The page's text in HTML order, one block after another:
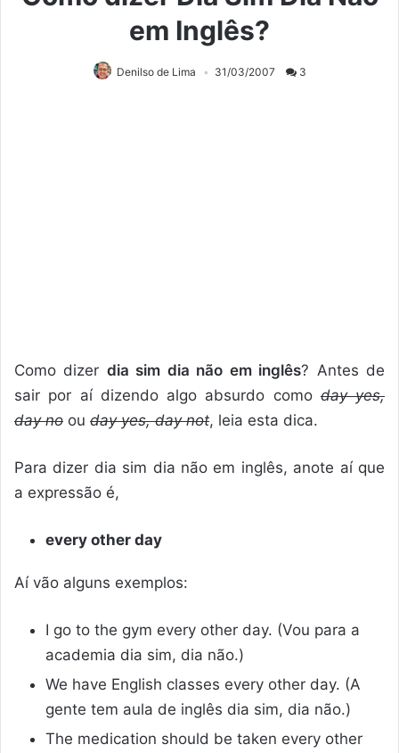
em Inglês?
Denilso de Lima 31/03/2007 3
Como dizer dia sim dia não em inglês? Antes de
sair por aí dizendo algo absurdo comoday yes,
day no ou day yes, day not, leia esta dica.
Para dizer dia sim dia não em inglês, anote aí que
a expressão é,
every other day
Aí vão alguns exemplos:
I go to the gym every other day. (Vou para a
academia dia sim, dia não.)
We have English classes every other day. (A
gente tem aula de inglês dia sim, dia não.)
The medication should be taken every other